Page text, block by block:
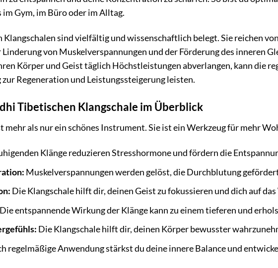
im Gym, im Büro oder im Alltag.
sind vielfältig und wissenschaftlich belegt. Sie reichen
von Muskelverspannungen und der Förderung des inneren
Körper und Geist täglich Höchstleistungen abverlangen, kann die
Regeneration und Leistungssteigerung leisten.
Tibetischen Klangschale im Überblick
mehr als nur ein schönes Instrument. Sie ist ein Werkzeug für mehr
Klänge reduzieren Stresshormone und fördern die
Muskelverspannungen werden gelöst, die Durchblutung
Die Klangschale hilft dir, deinen Geist zu fokussieren und dich auf
Die entspannende Wirkung der Klänge kann zu einem tieferen und
Die Klangschale hilft dir, deinen Körper bewusster
regelmäßige Anwendung stärkst du deine innere Balance und